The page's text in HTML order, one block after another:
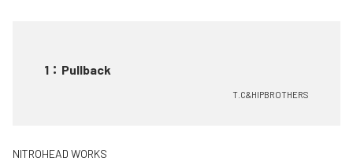
1 ： Pullback
T.C&HIPBROTHERS
NITROHEAD WORKS